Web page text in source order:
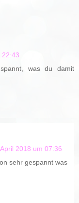
22:43
was du damit
2018 um 07:36
sehr gespannt was